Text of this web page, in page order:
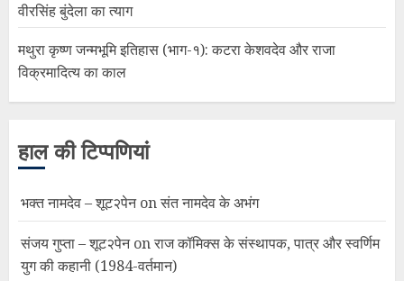
वीरसिंह बुंदेला का त्याग
मथुरा कृष्ण जन्मभूमि इतिहास (भाग-१): कटरा केशवदेव और राजा
विक्रमादित्य का काल
हाल की टिप्पणियां
भक्त नामदेव – शूट२पेनonसंत नामदेव के अभंग
संजय गुप्ता – शूट२पेनonराज कॉमिक्स के संस्थापक, पात्र और स्वर्णिम
युग की कहानी (1984-वर्तमान)